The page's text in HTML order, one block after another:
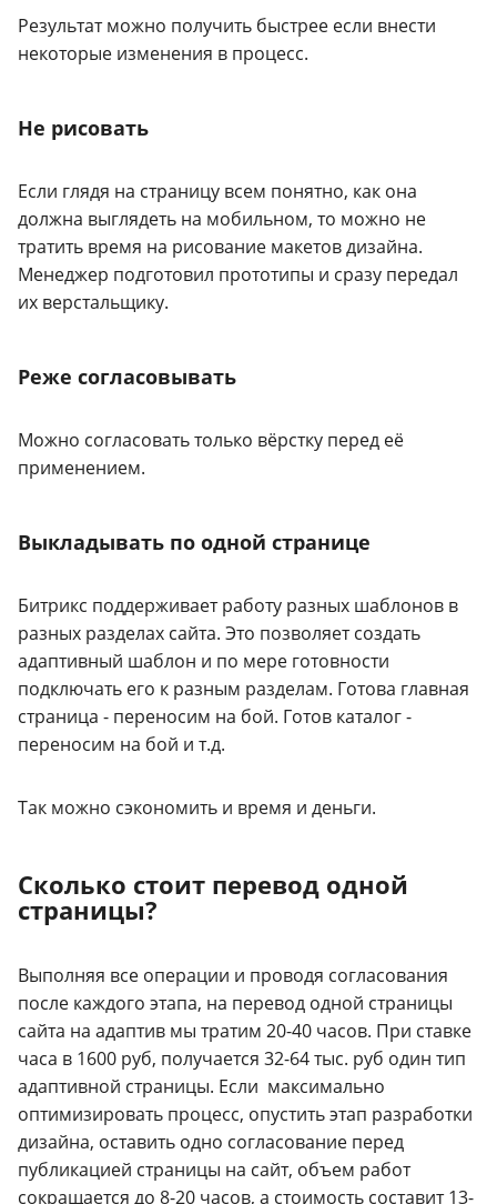
Результат можно получить быстрее если внести
некоторые изменения в процесс.
Не рисовать
Если глядя на страницу всем понятно, как она
должна выглядеть на мобильном, то можно не
тратить время на рисование макетов дизайна.
Менеджер подготовил прототипы и сразу передал
их верстальщику.
Реже согласовывать
Можно согласовать только вёрстку перед её
применением.
Выкладывать по одной странице
Битрикс поддерживает работу разных шаблонов в
разных разделах сайта. Это позволяет создать
адаптивный шаблон и по мере готовности
подключать его к разным разделам. Готова главная
страница - переносим на бой. Готов каталог -
переносим на бой и т.д.
Так можно сэкономить и время и деньги.
Сколько стоит перевод одной
страницы?
Выполняя все операции и проводя согласования
после каждого этапа, на перевод одной страницы
сайта на адаптив мы тратим 20-40 часов. При ставке
часа в 1600 руб, получается 32-64 тыс. руб один тип
адаптивной страницы. Если максимально
оптимизировать процесс, опустить этап разработки
дизайна, оставить одно согласование перед
публикацией страницы на сайт, объем работ
сокращается до 8-20 часов, а стоимость составит 13-